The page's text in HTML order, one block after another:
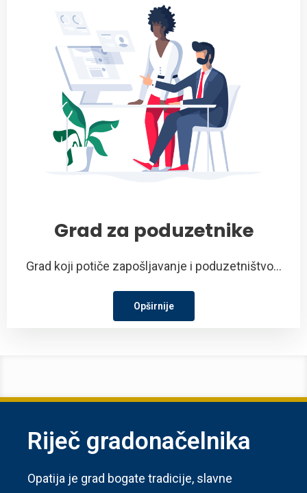
Grad za poduzetnike
Grad koji potiče zapošljavanje i poduzetništvo...
Opširnije
Riječ gradonačelnika
Opatija je grad bogate tradicije, slavne